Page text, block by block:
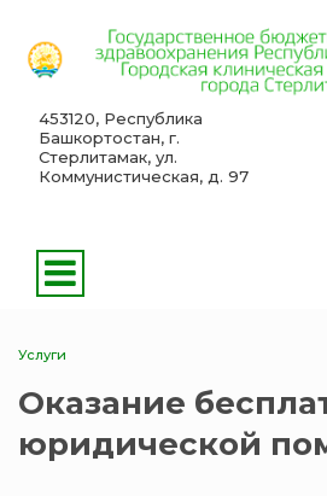
453120, Республика
Башкортостан, г.
Стерлитамак, ул.
Коммунистическая, д. 97
Услуги
Оказание
юридической